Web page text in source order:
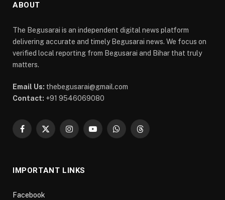
ABOUT
The Begusarai is an independent digital news platform
delivering accurate and timely Begusarai news. We focus on
verified local reporting from Begusarai and Bihar that truly
matters.
Email Us: thebegusarai@gmail.com
Contact: +91 9546069080
Facebook
X
InstagramYouTubeWhatsAppThreads
IMPORTANT LINKS
Facebook